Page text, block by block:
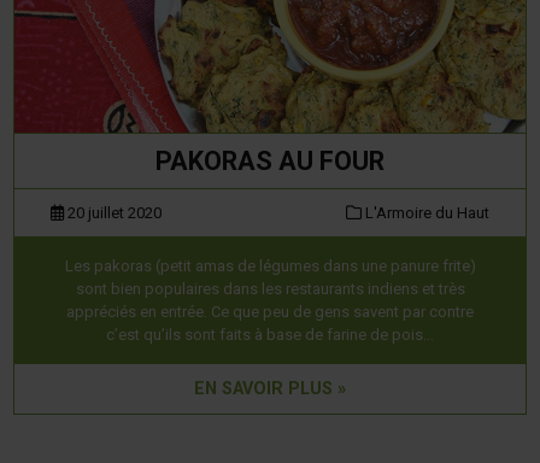
PAKORAS AU FOUR
20 juillet 2020 L'Armoire du Haut
Les pakoras (petit amas de légumes dans une panure frite)
sont bien populaires dans les restaurants indiens et très
appréciés en entrée. Ce que peu de gens savent par contre
c’est qu’ils sont faits à base de farine de pois…
EN SAVOIR PLUS »